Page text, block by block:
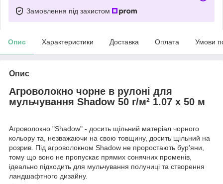
Замовлення під захистом
Опис Характеристики Доставка Оплата Умови
Опис
Агроволокно чорне в рулоні для
мульчування Shadow 50 г/м² 1.07 х 50 м
Агроволокно "Shadow" - досить щільний матеріал чорного
кольору та, незважаючи на свою товщину, досить щільний на
розрив. Під агроволокном Shadow не проростають бур'яни,
тому що воно не пропускає прямих сонячних променів,
ідеально підходить для мульчування полуниці та створення
ландшафтного дизайну.